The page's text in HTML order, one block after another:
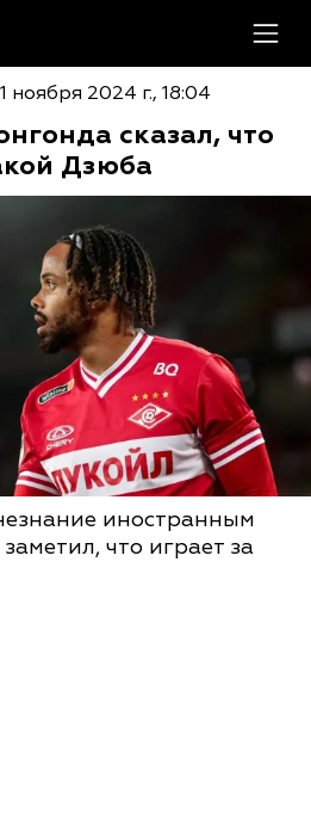
ноября 2024 г., 18:04
сказал, что
Дзюба
иностранным
что играет за